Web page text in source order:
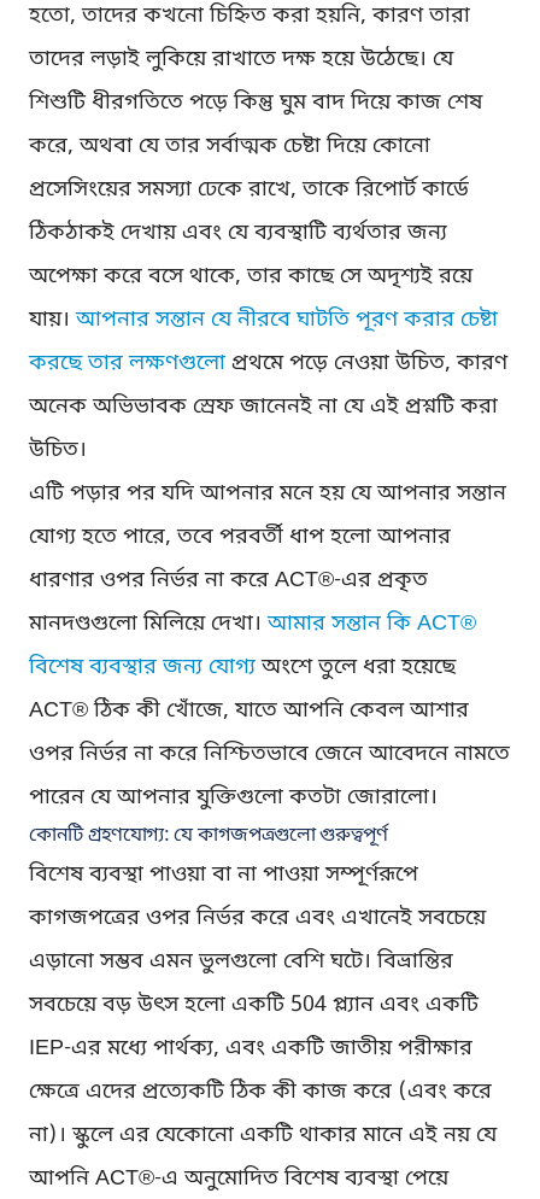
হতো, তাদের কখনো চিহ্নিত করা হয়নি, কারণ তারা
তাদের লড়াই লুকিয়ে রাখাতে দক্ষ হয়ে উঠেছে। যে
শিশুটি ধীরগতিতে পড়ে কিন্তু ঘুম বাদ দিয়ে কাজ শেষ
করে, অথবা যে তার সর্বাত্মক চেষ্টা দিয়ে কোনো
প্রসেসিংয়ের সমস্যা ঢেকে রাখে, তাকে রিপোর্ট কার্ডে
ঠিকঠাকই দেখায় এবং যে ব্যবস্থাটি ব্যর্থতার জন্য
অপেক্ষা করে বসে থাকে, তার কাছে সে অদৃশ্যই রয়ে
যায়।আপনার সন্তান যে নীরবে ঘাটতি পূরণ করার চেষ্টা
করছে তার লক্ষণগুলো প্রথমে পড়ে নেওয়া উচিত, কারণ
অনেক অভিভাবক স্রেফ জানেনই না যে এই প্রশ্নটি করা
উচিত।
এটি পড়ার পর যদি আপনার মনে হয় যে আপনার সন্তান
যোগ্য হতে পারে, তবে পরবর্তী ধাপ হলো আপনার
ধারণার ওপর নির্ভর না করে ACT®-এর প্রকৃত
মানদণ্ডগুলো মিলিয়ে দেখা।আমার সন্তান কি ACT®
বিশেষ ব্যবস্থার জন্য যোগ্যঅংশে তুলে ধরা হয়েছে
ACT® ঠিক কী খোঁজে, যাতে আপনি কেবল আশার
ওপর নির্ভর না করে নিশ্চিতভাবে জেনে আবেদনে নামতে
পারেন যে আপনার যুক্তিগুলো কতটা জোরালো।
কোনটি গ্রহণযোগ্য: যে কাগজপত্রগুলো গুরুত্বপূর্ণ
বিশেষ ব্যবস্থা পাওয়া বা না পাওয়া সম্পূর্ণরূপে
কাগজপত্রের ওপর নির্ভর করে এবং এখানেই সবচেয়ে
এড়ানো সম্ভব এমন ভুলগুলো বেশি ঘটে। বিভ্রান্তির
সবচেয়ে বড় উৎস হলো একটি 504 প্ল্যান এবং একটি
IEP-এর মধ্যে পার্থক্য, এবং একটি জাতীয় পরীক্ষার
ক্ষেত্রে এদের প্রত্যেকটি ঠিক কী কাজ করে (এবং করে
না)। স্কুলে এর যেকোনো একটি থাকার মানে এই নয় যে
আপনি ACT®-এ অনুমোদিত বিশেষ ব্যবস্থা পেয়ে